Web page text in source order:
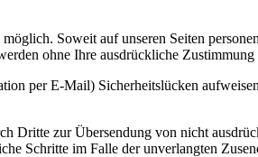
Soweit auf unseren Seiten
ohne Ihre ausdrückliche
per E-Mail) Sicherheitslücken
Dritte zur Übersendung von nicht
Schritte im Falle der unverlangten